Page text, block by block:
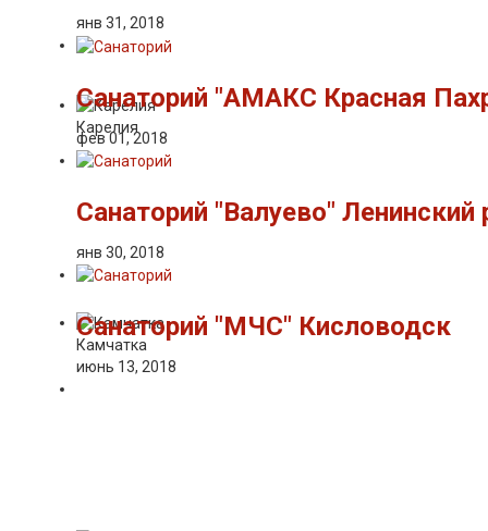
Карелия
Камчатка
янв 31, 2018
Санаторий "АМАКС Красная
фев 01, 2018
Санаторий "Валуево" Ленинский
янв 30, 2018
Санаторий "МЧС" Кисловодск
июнь 13, 2018